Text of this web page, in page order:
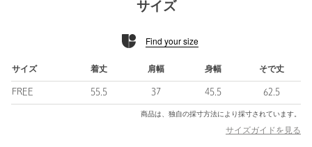
ベストとのレイヤードで特徴的なクレセントスリーブを引き立て
============================
裏地：なし
サイズ
Find your size
サイズ 着丈 肩幅 身幅 そで丈
FREE 55.5 37 45.5 62.5
商品は、独自の採寸方法により採寸されています。
サイズガイドを見る